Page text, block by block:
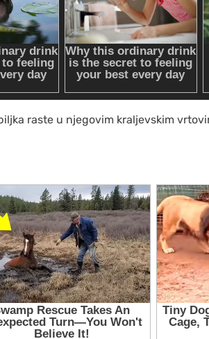
raste u njegovim kraljevskim